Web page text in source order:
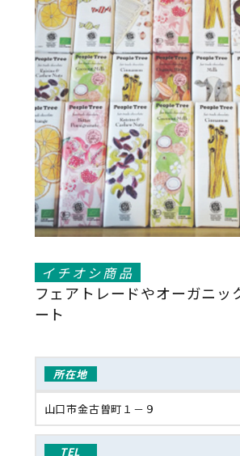
イチオシ商品
フェアトレードやオーガニッ
ート
所在地
山口市金古曽町１－９
TEL